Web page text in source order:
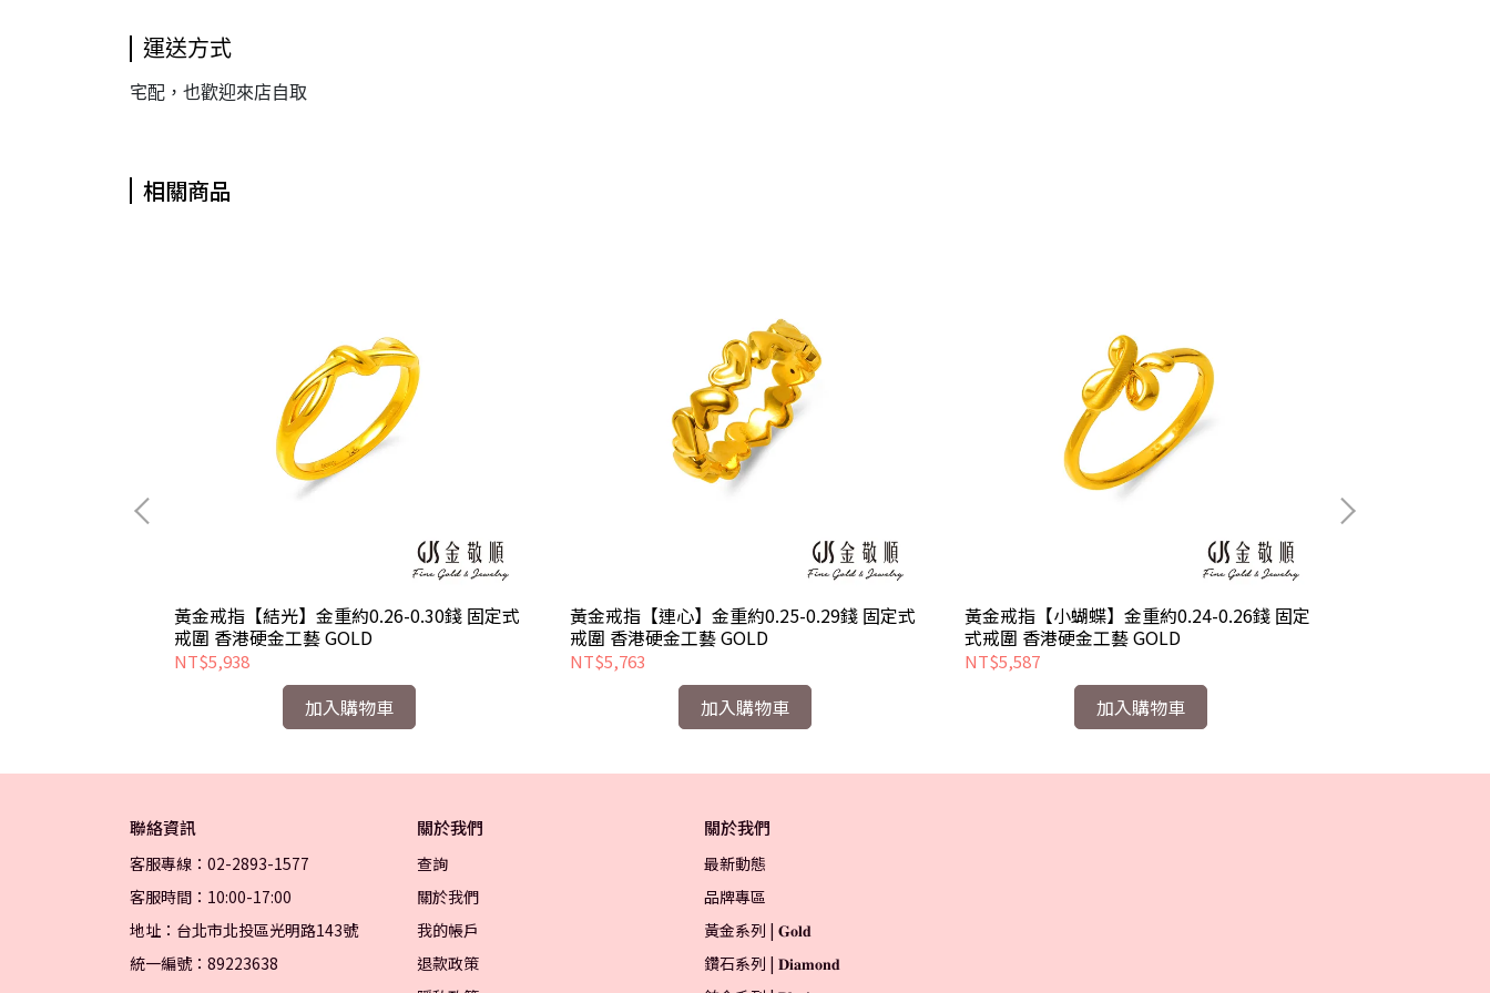
運送方式
宅配，也歡迎來店自取
相關商品
黃金戒指【結光】金重約0.26-0.30錢 固定式
戒圍 香港硬金工藝 GOLD
NT$5,938
加入購物車
黃金戒指【連心】金重約0.25-0.29錢 固定式
戒圍 香港硬金工藝 GOLD
NT$5,763
加入購物車
黃金戒指【小蝴蝶】金重約0.24-0.26錢 固定
式戒圍 香港硬金工藝 GOLD
NT$5,587
加入購物車
聯絡資訊
客服專線：02-2893-1577
客服時間：10:00-17:00
地址：台北市北投區光明路143號
統一編號：89223638
關於我們
查詢
關於我們
我的帳戶
退款政策
關於我們
最新動態
品牌專區
黃金系列 | 𝐆𝐨𝐥𝐝
鑽石系列 | 𝐃𝐢𝐚𝐦𝐨𝐧𝐝